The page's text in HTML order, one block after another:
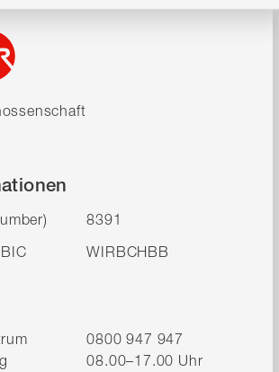
8391
WIRBCHBB
0800 947 947
08.00–17.00 Uhr